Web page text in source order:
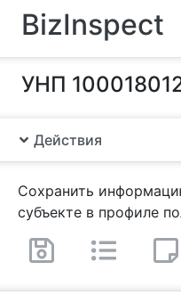
BizInspect
УНП
Действия
Сохранить
субъекте в профиле